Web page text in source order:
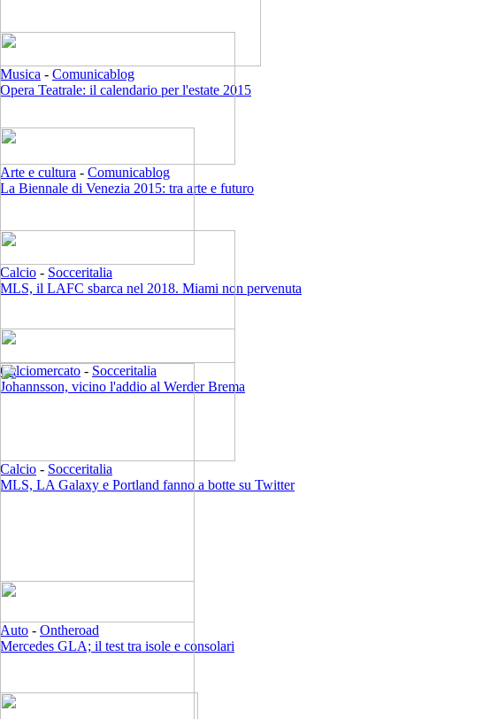
Musica - Comunicablog
Opera Teatrale: il calendario per l'estate 2015
Arte e cultura - Comunicablog
La Biennale di Venezia 2015: tra arte e futuro
Calcio - Socceritalia
MLS, il LAFC sbarca nel 2018. Miami non pervenuta
Calciomercato - Socceritalia
Johannsson, vicino l'addio al Werder Brema
Calcio - Socceritalia
MLS, LA Galaxy e Portland fanno a botte su Twitter
Auto - Ontheroad
Mercedes GLA; il test tra isole e consolari